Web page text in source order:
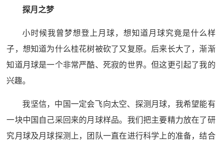
探月之梦
小时候我曾梦想登上月球，想知道月球究竟是什么样
子，想知道为什么桂花树被砍了又复原。后来长大了，渐渐
知道月球是一个非常严酷、死寂的世界。但这更引起了我的
兴趣。
我坚信，中国一定会飞向太空、探测月球，我希望能有
一块中国自己采回来的月球样品。我们把主要精力放在了研
究月球及月球探测上，团队一直在进行科学上的准备，结合